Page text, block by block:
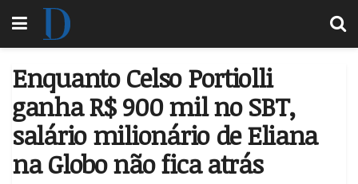
Enquanto Celso Portiolli
ganha R$ 900 mil no SBT,
salário milionário de Eliana
na Globo não fica atrás